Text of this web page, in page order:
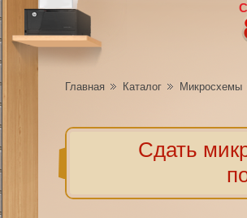
Главная Каталог Микросхемы
Сдать